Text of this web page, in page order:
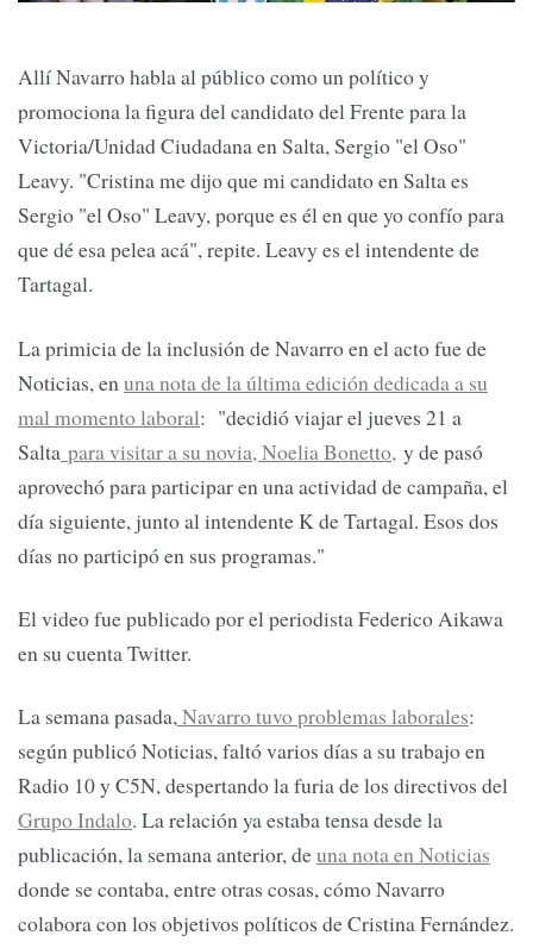
Allí Navarro habla al público como un político y
promociona la figura del candidato del Frente para la
Victoria/Unidad Ciudadana en Salta, Sergio "el Oso"
Leavy. "Cristina me dijo que mi candidato en Salta es
Sergio "el Oso" Leavy, porque es él en que yo confío para
que dé esa pelea acá", repite. Leavy es el intendente de
Tartagal.
La primicia de la inclusión de Navarro en el acto fue de
Noticias, en una nota de la última edición dedicada a su
mal momento laboral: "decidió viajar el jueves 21 a
Salta para visitar a su novia, Noelia Bonetto, y de pasó
aprovechó para participar en una actividad de campaña, el
día siguiente, junto al intendente K de Tartagal. Esos dos
días no participó en sus programas."
El video fue publicado por el periodista Federico Aikawa
en su cuenta Twitter.
La semana pasada,Navarro tuvo problemas laborales:
según publicó Noticias, faltó varios días a su trabajo en
Radio 10 y C5N, despertando la furia de los directivos del
Grupo Indalo. La relación ya estaba tensa desde la
publicación, la semana anterior, deuna nota en Noticias
donde se contaba, entre otras cosas, cómo Navarro
colabora con los objetivos políticos de Cristina Fernández.